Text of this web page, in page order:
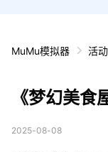
MuMu模拟器 活
《梦幻美食
2025-08-08